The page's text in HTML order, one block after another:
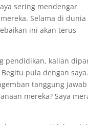
sering mendengar
Selama di
ini akan terus
pendidikan, kalian
pula dengan saya.
tanggung jawab
mereka? Saya